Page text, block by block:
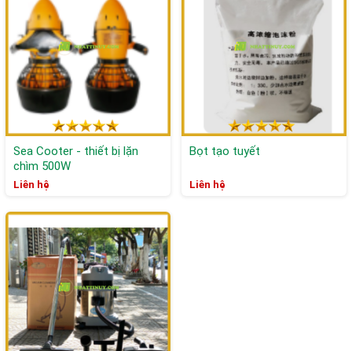
Sea Cooter - thiết bị lặn
chìm 500W
Liên hệ
Bọt tạo tuyết
Liên hệ